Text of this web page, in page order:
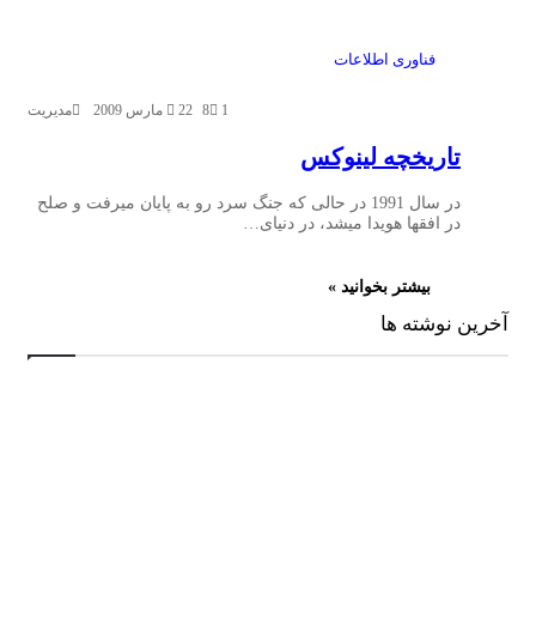
فناوری اطلاعات
مدیریت 22 مارس 2009 1
8
تاریخچه لینوکس
در سال 1991 در حالی که جنگ سرد رو به پایان میرفت و صلح
در افقها هویدا میشد، در دنیای…
بیشتر بخوانید »
آخرین نوشته ها